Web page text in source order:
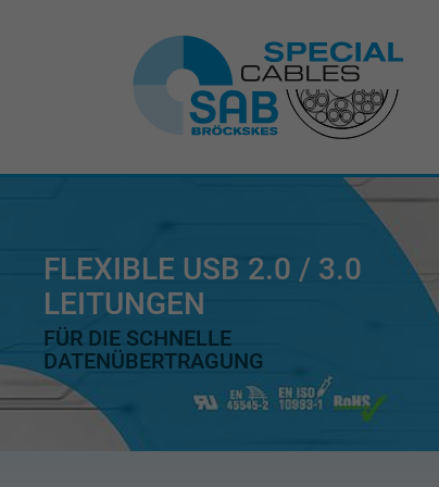
FLEXIBLE USB 2.0 / 3.0
LEITUNGEN
FÜR DIE SCHNELLE
DATENÜBERTRAGUNG